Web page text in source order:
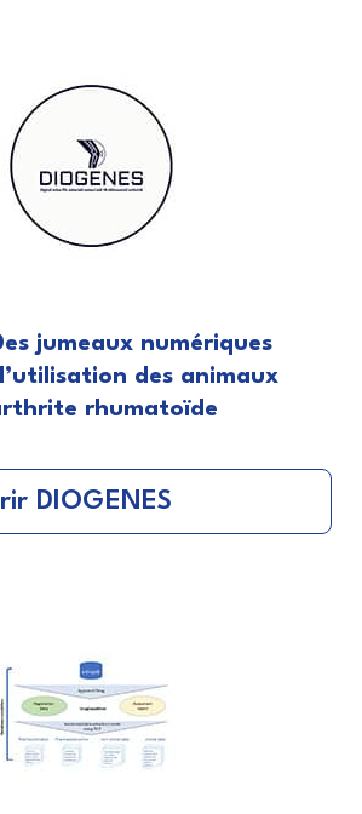
jumeaux numériques
des animaux
rhumatoïde
DIOGENES